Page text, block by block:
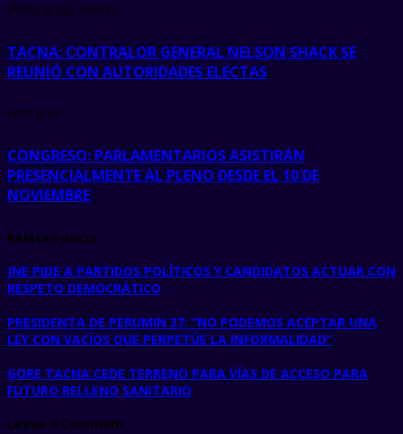
Publicación anterior
TACNA: CONTRALOR GENERAL NELSON SHACK SE
REUNIÓ CON AUTORIDADES ELECTAS
next post
CONGRESO: PARLAMENTARIOS ASISTIRÁN
PRESENCIALMENTE AL PLENO DESDE EL 10 DE
NOVIEMBRE
Related posts
JNE PIDE A PARTIDOS POLÍTICOS Y CANDIDATOS ACTUAR CON
RESPETO DEMOCRÁTICO
PRESIDENTA DE PERUMIN 37: “NO PODEMOS ACEPTAR UNA
LEY CON VACÍOS QUE PERPETÚE LA INFORMALIDAD”
GORE TACNA CEDE TERRENO PARA VÍAS DE ACCESO PARA
FUTURO RELLENO SANITARIO
Leave a Comment